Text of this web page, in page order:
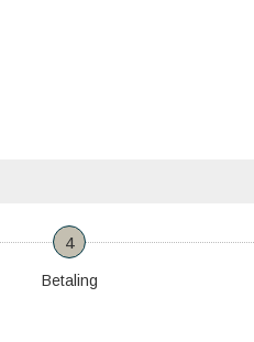
4
Betaling